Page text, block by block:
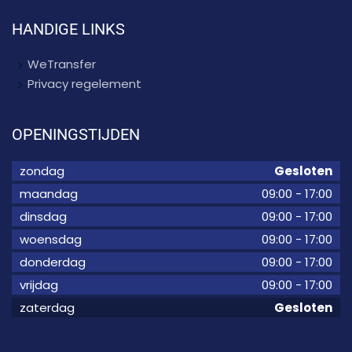
HANDIGE LINKS
WeTransfer
Privacy regelement
OPENINGSTIJDEN
zondag
Gesloten
maandag
09:00 - 17:00
dinsdag
09:00 - 17:00
woensdag
09:00 - 17:00
donderdag
09:00 - 17:00
vrijdag
09:00 - 17:00
zaterdag
Gesloten